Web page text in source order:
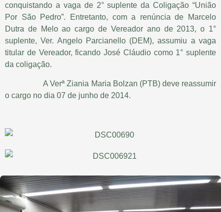
conquistando a vaga de 2° suplente da Coligação “União
Por São Pedro”. Entretanto, com a renúncia de Marcelo
Dutra de Melo ao cargo de Vereador ano de 2013, o 1°
suplente, Ver. Angelo Parcianello (DEM), assumiu a vaga
titular de Vereador, ficando José Cláudio como 1° suplente
da coligação.
A Verª Ziania Maria Bolzan (PTB) deve reassumir
o cargo no dia 07 de junho de 2014.